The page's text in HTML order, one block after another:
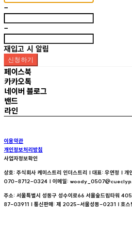
-
-
재입고 시 알림
신청하기
페이스북
카카오톡
네이버 블로그
밴드
라인
이용약관
개인정보처리방침
사업자정보확인
상호: 주식회사 케미스트리 인더스트리 | 대표: 우연정 | 개
070-8712-0324 | 이메일:
주소: 서울특별시 성동구 성수이로66 서울숲드림타워
87-03911 | 통신판매: 제 2025-서울성동-0231 | 호스